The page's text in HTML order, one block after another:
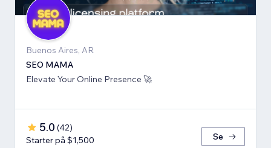
Buenos Aires, AR
SEO MAMA
Elevate Your Online Presence 🚀
5.0 (42)
Starter på $1,500
Se